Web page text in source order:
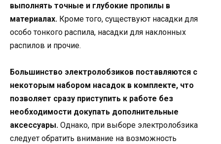
выполнять точные и глубокие пропилы в
материалах. Кроме того, существуют насадки для
особо тонкого распила, насадки для наклонных
распилов и прочие.
Большинство электролобзиков поставляются с
некоторым набором насадок в комплекте, что
позволяет сразу приступить к работе без
необходимости докупать дополнительные
аксессуары. Однако, при выборе электролобзика
следует обратить внимание на возможность